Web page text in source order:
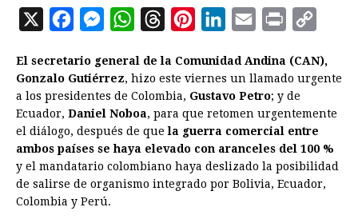
X
c
e
b
o
o
k
M
s
s
e
n
g
e
r
W
a
t
s
A
p
p
r
e
a
d
s
n
t
e
r
e
s
n
k
e
d
I
n
a
i
l
n
t
p
L
i
n
k
El secretario general de la Comunidad Andina (CAN),
Gonzalo Gutiérrez, hizo este viernes un llamado urgente
a los presidentes de Colombia, Gustavo Petro; y de
Ecuador, Daniel Noboa, para que retomen urgentemente
el diálogo, después de quela guerra comercial entre
ambos países se haya elevado con aranceles del 100 %
y el mandatario colombiano haya deslizado la posibilidad
de salirse de organismo integrado por Bolivia, Ecuador,
Colombia y Perú.